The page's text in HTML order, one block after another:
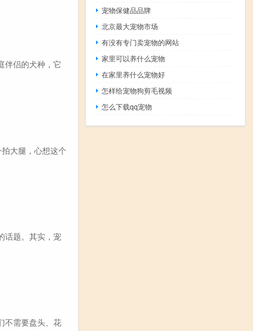
伴侣的犬种，它
大腿，心想这个
话题。其实，宠
不需要盘头、花
宠物保健品品牌
北京最大宠物市场
有没有专门卖宠物的网站
家里可以养什么宠物
在家里养什么宠物好
怎样给宠物狗剪毛视频
怎么下载qq宠物